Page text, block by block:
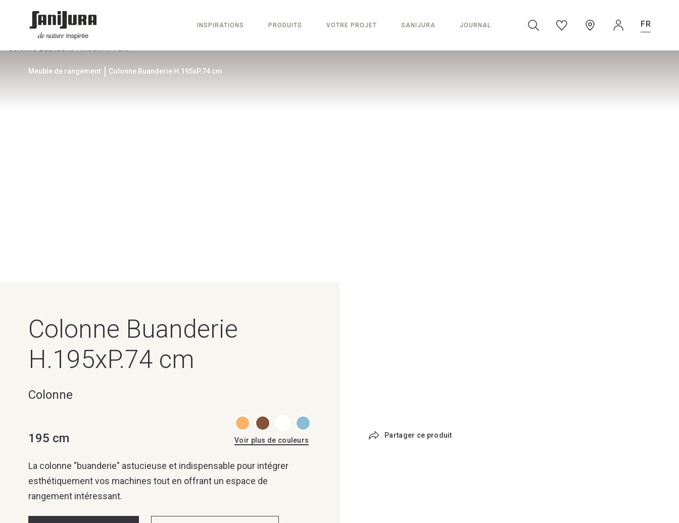
INSPIRATIONS PRODUITS VOTRE PROJET SANIJURA JOURNAL FR
Meuble de rangement Colonne Buanderie H.195xP.74 cm
Colonne Buanderie
H.195xP.74 cm
Colonne
195 cm Voir plus de couleurs
La colonne "buanderie" astucieuse et indispensable pour intégrer
esthétiquement vos machines tout en offrant un espace de
rangement intéressant.
Partager ce produit